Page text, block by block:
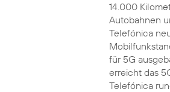
14.000
Autobahnen
Telefónica
für 5G
erreicht das
Telefónica